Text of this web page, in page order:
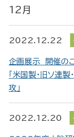
12月
2022.12.22
企画展示 開催の
「米国製・旧ソ連
攻」
2022.12.20